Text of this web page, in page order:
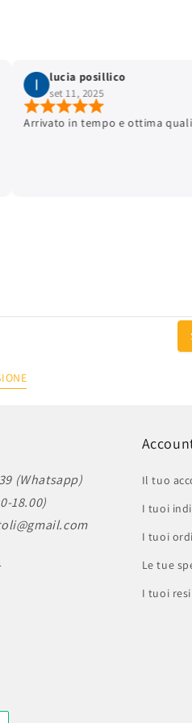
lucia posillico
set 11, 2025
Arrivato in tempo e ottima
(Whatsapp)
18.00)
Il tuo
I tuoi
I tuoi
Le tue
I tuoi resi